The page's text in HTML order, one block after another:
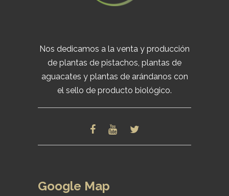
Nos dedicamos a la venta y producción
de plantas de pistachos, plantas de
aguacates y plantas de arándanos con
el sello de producto biológico.
Google Map